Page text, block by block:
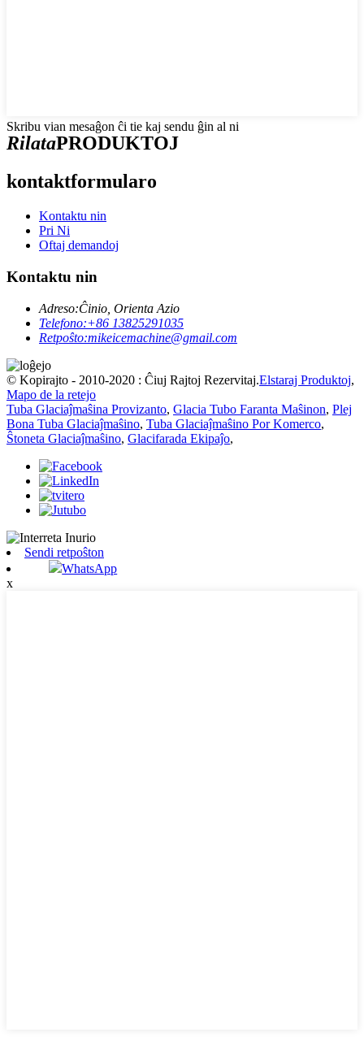
Skribu vian mesaĝon ĉi tie kaj sendu ĝin al ni
RilataPRODUKTOJ
kontaktformularo
Kontaktu nin
Pri Ni
Oftaj demandoj
Kontaktu nin
Adreso:Ĉinio, Orienta Azio
Telefono:+86 13825291035
Retpoŝto:mikeicemachine@gmail.com
© Kopirajto - 2010-2020 : Ĉiuj Rajtoj Rezervitaj.Elstaraj Produktoj,
Mapo de la retejo
Tuba Glaciaĵmaŝina Provizanto, Glacia Tubo Faranta Maŝinon, Plej
Bona Tuba Glaciaĵmaŝino, Tuba Glaciaĵmaŝino Por Komerco,
Ŝtoneta Glaciaĵmaŝino, Glacifarada Ekipaĵo,
Sendi retpoŝton
WhatsApp
x